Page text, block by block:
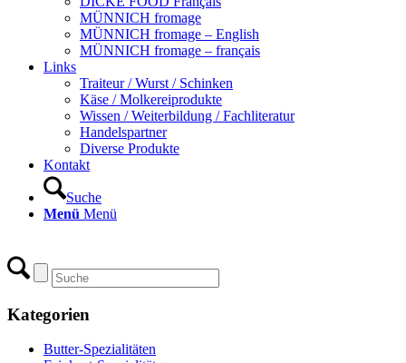
MÜNNICH fromage
MÜNNICH fromage – English
MÜNNICH fromage – français
Links
Traiteur / Wurst / Schinken
Käse / Molkereiprodukte
Wissen / Weiterbildung / Fachliteratur
Handelspartner
Diverse Produkte
Kontakt
Suche
Menü Menü
Kategorien
Butter-Spezialitäten